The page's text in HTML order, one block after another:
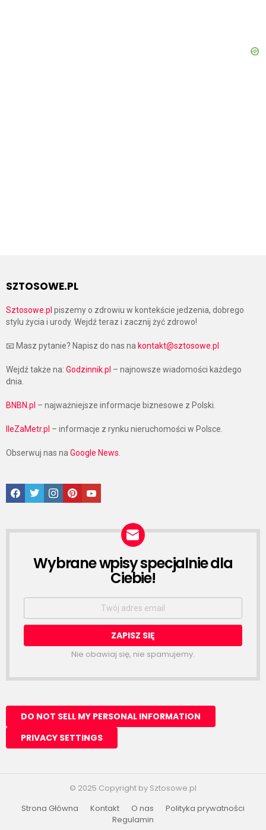
SZTOSOWE.PL
Sztosowe.pl piszemy o zdrowiu w kontekście jedzenia, dobrego
stylu życia i urody. Wejdź teraz i zacznij żyć zdrowo!
📧 Masz pytanie? Napisz do nas na kontakt@sztosowe.pl
Wejdź także na: Godzinnik.pl – najnowsze wiadomości każdego
dnia.
BNBN.pl – najważniejsze informacje biznesowe z Polski.
IleZaMetr.pl – informacje z rynku nieruchomości w Polsce.
Obserwuj nas naGoogle News.
Facebook
TwitterInstagramPinterestGoogle News
NEWSLETTER
Wybrane wpisy specjalnie dla
Ciebie!
Email
Nie obawiaj się, nie spamujemy.
© 2025 Copyright by Sztosowe.pl
Strona Główna
Kontakt O nas
Polityka prywatności
Regulamin